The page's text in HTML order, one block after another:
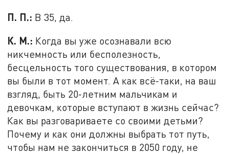
П. П.: В 35, да.
К. М.: Когда вы уже осознавали всю
никчемность или бесполезность,
бесцельность того существования, в котором
вы были в тот момент. А как всё-таки, на ваш
взгляд, быть 20-летним мальчикам и
девочкам, которые вступают в жизнь сейчас?
Как вы разговариваете со своими детьми?
Почему и как они должны выбрать тот путь,
чтобы нам не закончиться в 2050 году, не